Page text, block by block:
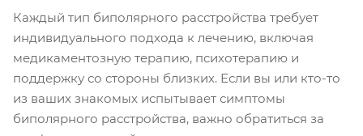
Каждый тип биполярного расстройства требует
индивидуального подхода к лечению, включая
медикаментозную терапию, психотерапию и
поддержку со стороны близких. Если вы или кто-то
из ваших знакомых испытывает симптомы
биполярного расстройства, важно обратиться за